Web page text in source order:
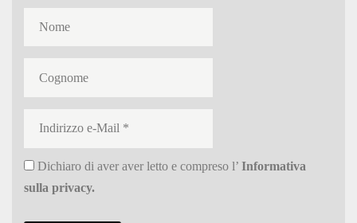
Dichiaro di aver aver letto e compreso l’ Informativa
sulla privacy.